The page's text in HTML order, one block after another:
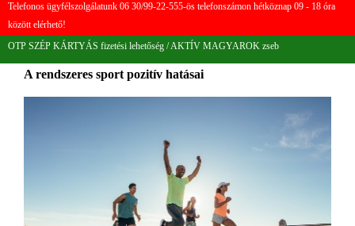
Telefonos ügyfélszolgálatunk 06 30/99-22-555-ös telefonszámon hétköznap 09 - 18 óra
között elérhető!
OTP SZÉP KÁRTYÁS fizetési lehetőség / AKTÍV MAGYAROK zseb
A rendszeres sport pozitív hatásai